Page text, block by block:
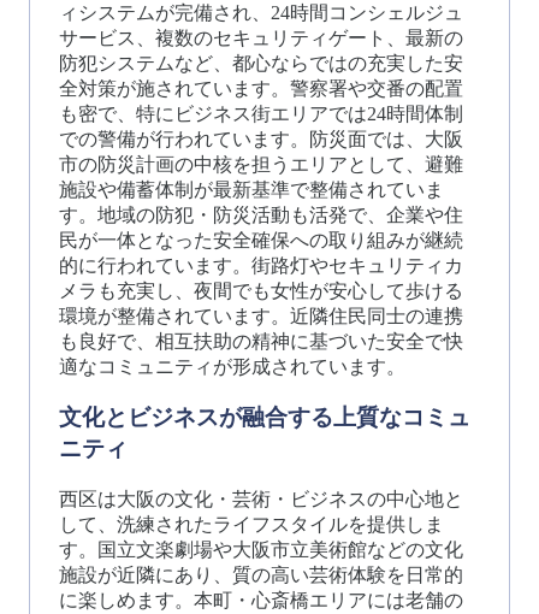
ィシステムが完備され、24時間コンシェルジュ
サービス、複数のセキュリティゲート、最新の
防犯システムなど、都心ならではの充実した安
全対策が施されています。警察署や交番の配置
も密で、特にビジネス街エリアでは24時間体制
での警備が行われています。防災面では、大阪
市の防災計画の中核を担うエリアとして、避難
施設や備蓄体制が最新基準で整備されていま
す。地域の防犯・防災活動も活発で、企業や住
民が一体となった安全確保への取り組みが継続
的に行われています。街路灯やセキュリティカ
メラも充実し、夜間でも女性が安心して歩ける
環境が整備されています。近隣住民同士の連携
も良好で、相互扶助の精神に基づいた安全で快
適なコミュニティが形成されています。
文化とビジネスが融合する上質なコミュ
ニティ
西区は大阪の文化・芸術・ビジネスの中心地と
して、洗練されたライフスタイルを提供しま
す。国立文楽劇場や大阪市立美術館などの文化
施設が近隣にあり、質の高い芸術体験を日常的
に楽しめます。本町・心斎橋エリアには老舗の